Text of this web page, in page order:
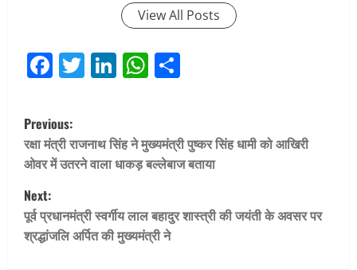
View All Posts
Facebook
Twitter
LinkedIn
WhatsApp
P
o
s
t
n
Previous:
रक्षा मंत्री राजनाथ सिंह ने मुख्यमंत्री पुष्कर सिंह धामी को आखिरी
ओवर में उतरने वाला धाकड़ बल्लेबाज बताया
Next:
पूर्व प्रधानमंत्री स्वर्गीय लाल बहादुर शास्त्री की जयंती के अवसर पर
श्रद्धांजलि अर्पित की मुख्यमंत्री ने